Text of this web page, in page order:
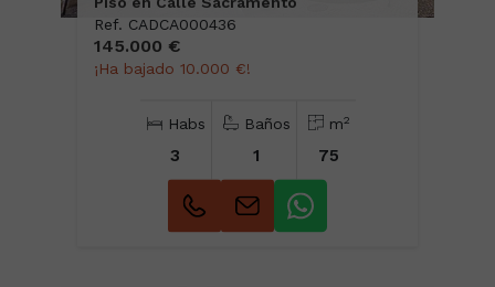
Ref. CADCA000436
145.000 €
¡Ha bajado 10.000 €!
Habs
3
Baños
1
m2
75